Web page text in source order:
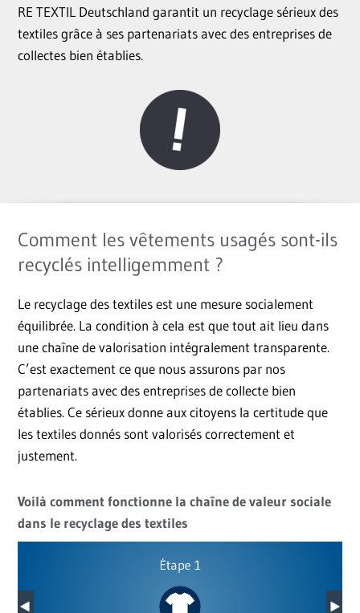
RE TEXTIL Deutschland garantit un recyclage sérieux des
textiles grâce à ses partenariats avec des entreprises de
collectes bien établies.
Comment les vêtements usagés sont-ils
recyclés intelligemment ?
Le recyclage des textiles est une mesure socialement
équilibrée. La condition à cela est que tout ait lieu dans
une chaîne de valorisation intégralement transparente.
C’est exactement ce que nous assurons par nos
partenariats avec des entreprises de collecte bien
établies. Ce sérieux donne aux citoyens la certitude que
les textiles donnés sont valorisés correctement et
justement.
Voilà comment fonctionne la chaîne de valeur sociale
dans le recyclage des textiles